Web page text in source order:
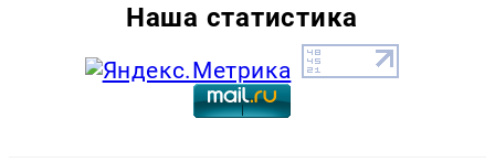
Наша статистика